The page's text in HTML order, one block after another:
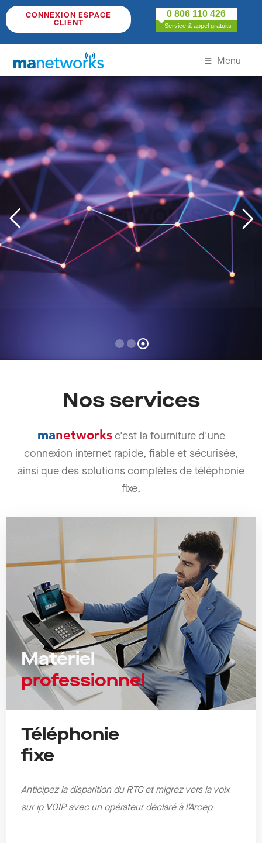
CONNEXION ESPACE
CLIENT
0 806 110 426
Service & appel gratuits
Menu
Nos services
manetworksc'est la fourniture d'une
connexion internet rapide, fiable et sécurisée,
ainsi que des solutions complètes de téléphonie
fixe.
Matériel
professionnel
Téléphonie
fixe
Anticipez la disparition du RTC et migrez vers la voix
sur ip VOIP avec un opérateur déclaré à l’Arcep